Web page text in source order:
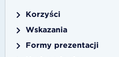
Korzyści
Wskazania
Formy prezentacji